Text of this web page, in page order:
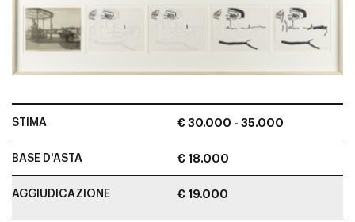
STIMA € 30.000 - 35.000
BASE D'ASTA € 18.000
AGGIUDICAZIONE € 19.000